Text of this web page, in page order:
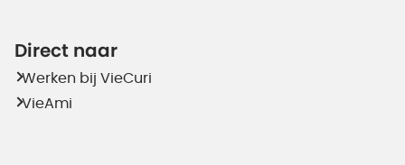
Direct naar
Werken bij VieCuri
VieAmi